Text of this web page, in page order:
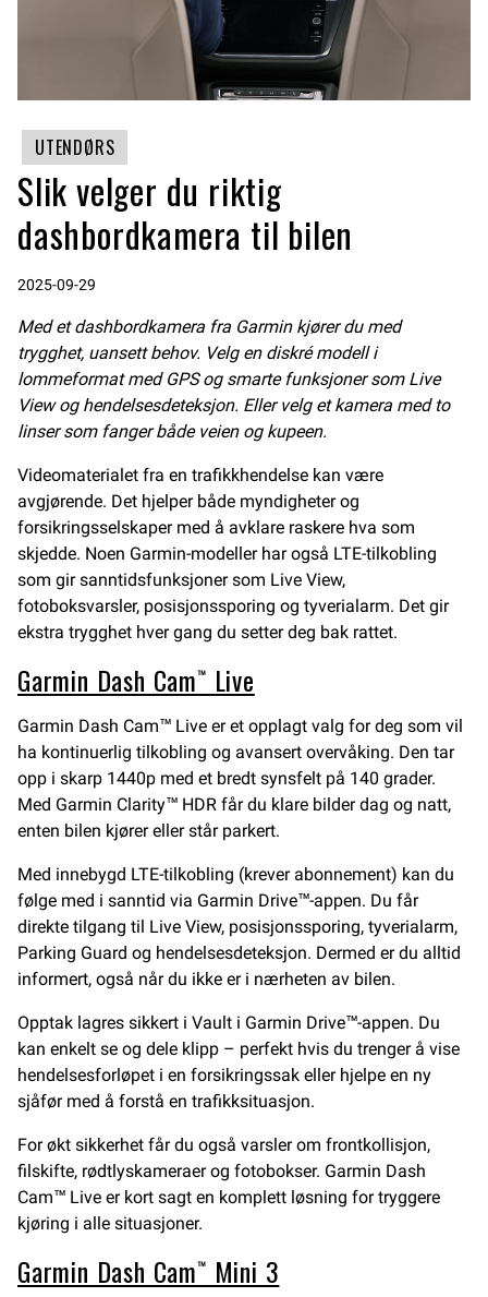
UTENDØRS
Slik velger du riktig
dashbordkamera til bilen
2025-09-29
Med et dashbordkamera fra Garmin kjører du med
trygghet, uansett behov. Velg en diskré modell i
lommeformat med GPS og smarte funksjoner som Live
View og hendelsesdeteksjon. Eller velg et kamera med to
linser som fanger både veien og kupeen.
Videomaterialet fra en trafikkhendelse kan være
avgjørende. Det hjelper både myndigheter og
forsikringsselskaper med å avklare raskere hva som
skjedde. Noen Garmin-modeller har også LTE-tilkobling
som gir sanntidsfunksjoner som Live View,
fotoboksvarsler, posisjonssporing og tyverialarm. Det gir
ekstra trygghet hver gang du setter deg bak rattet.
Garmin Dash Cam™ Live
Garmin Dash Cam™ Live er et opplagt valg for deg som vil
ha kontinuerlig tilkobling og avansert overvåking. Den tar
opp i skarp 1440p med et bredt synsfelt på 140 grader.
Med Garmin Clarity™ HDR får du klare bilder dag og natt,
enten bilen kjører eller står parkert.
Med innebygd LTE-tilkobling (krever abonnement) kan du
følge med i sanntid via Garmin Drive™-appen. Du får
direkte tilgang til Live View, posisjonssporing, tyverialarm,
Parking Guard og hendelsesdeteksjon. Dermed er du alltid
informert, også når du ikke er i nærheten av bilen.
Opptak lagres sikkert i Vault i Garmin Drive™-appen. Du
kan enkelt se og dele klipp – perfekt hvis du trenger å vise
hendelsesforløpet i en forsikringssak eller hjelpe en ny
sjåfør med å forstå en trafikksituasjon.
For økt sikkerhet får du også varsler om frontkollisjon,
filskifte, rødtlyskameraer og fotobokser. Garmin Dash
Cam™ Live er kort sagt en komplett løsning for tryggere
kjøring i alle situasjoner.
Garmin Dash Cam™ Mini 3